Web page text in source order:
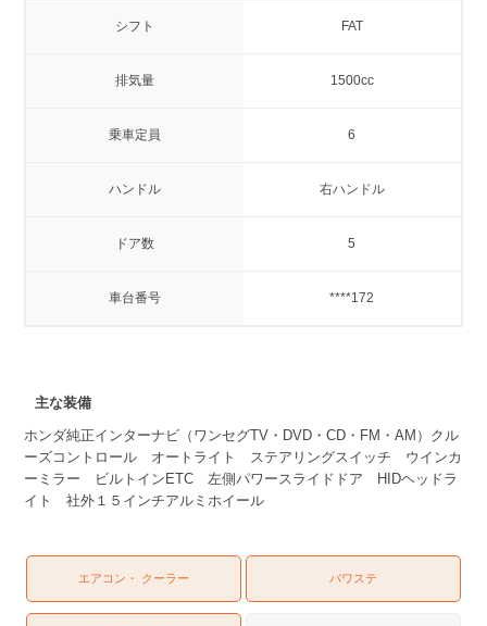
シフト FAT
排気量 1500cc
乗車定員 6
ハンドル 右ハンドル
ドア数 5
車台番号 ****172
主な装備
ホンダ純正インターナビ（ワンセグTV・DVD・CD・FM・AM）クル
ーズコントロール オートライト ステアリングスイッチ ウインカ
ーミラー ビルトインETC 左側パワースライドドア HIDヘッドラ
イト 社外１５インチアルミホイール
エアコン・ クーラー パワステ